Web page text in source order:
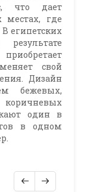
что дает
местах, где
египетских
свой
Дизайн
бежевых,
один в
в одном